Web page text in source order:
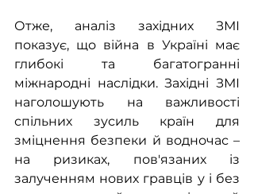
Отже, аналіз західних ЗМІ
показує, що війна в Україні має
глибокі та багатогранні
міжнародні наслідки. Західні ЗМІ
наголошують на важливості
спільних зусиль країн для
зміцнення безпеки й водночас –
на ризиках, пов'язаних із
залученням нових гравців у і без